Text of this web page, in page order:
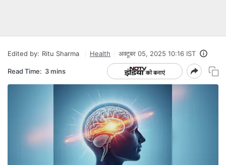
Edited by: Ritu Sharma Health अक्टूबर 05, 2025 10:16 IST
Read Time: 3 mins